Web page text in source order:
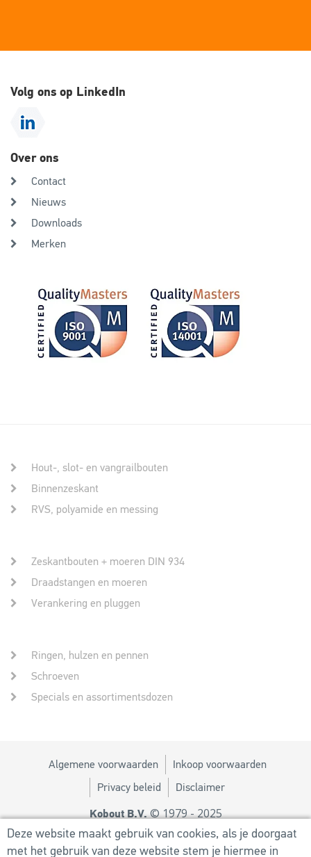
Deze website maakt gebruik van cookies, als je doorgaat
met het gebruik van deze website stem je hiermee in
Volg ons op LinkedIn
Over ons
Contact
Nieuws
Downloads
Merken
Hout-, slot- en vangrailbouten
Binnenzeskant
RVS, polyamide en messing
Zeskantbouten + moeren DIN 934
Draadstangen en moeren
Verankering en pluggen
Ringen, hulzen en pennen
Schroeven
Specials en assortimentsdozen
Algemene voorwaarden Inkoop voorwaarden
Privacy beleid Disclaimer
Kobout B.V.© 1979 - 2025
Ontwerp doorMM